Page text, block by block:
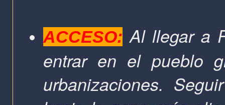
ACCESO: Al llegar a
entrar en el pueblo
urbanizaciones.